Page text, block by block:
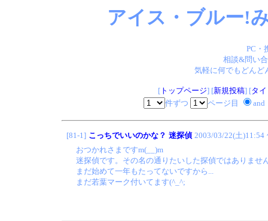
アイス・ブルー!
PC・
相談&問い
気軽に何でもどん
[トップページ] [新規投稿] [タ
件ずつ
ページ目 and
[81-1] こっちでいいのかな？ 迷探偵 2003/03/22(土)11:54
おつかれさまですm(__)m
迷探偵です。その名の通りたいした探偵ではありませ
まだ始めて一年もたってないですから...
まだ若葉マーク付いてます(^_^;